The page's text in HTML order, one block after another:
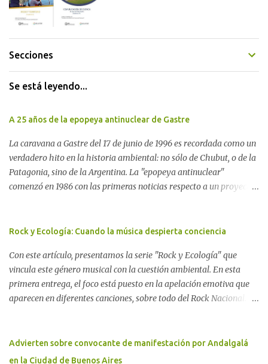
Secciones
Se está leyendo...
A 25 años de la epopeya antinuclear de Gastre
La caravana a Gastre del 17 de junio de 1996 es recordada como un
verdadero hito en la historia ambiental: no sólo de Chubut, o de la
Patagonia, sino de la Argentina. La "epopeya antinuclear"
comenzó en 1986 con las primeras noticias respecto a un proyecto
proyecto legislativo nacional al respecto. En este artículo, la
Movimiento Antinuclear de Chubut (MACH) liderada por Javier
Rodríguez Pardo, como una lección de rebelión democrática
territorial frente a las imposiciones de la tecnocracia nuclear
globalizada. Dossier N° 3 "La crisis nuclear en el mundo. A 10 años
Dukal.
Rock y Ecología: Cuando la música despierta conciencia
Con este artículo, presentamos la serie "Rock y Ecología" que
vincula este género musical con la cuestión ambiental. En esta
primera entrega, el foco está puesto en la apelación emotiva que
aparecen en diferentes canciones, sobre todo del Rock Nacional.
Carolina Aponte La Madre Tierra se escucha en las canciones del
Rock Nacional.
Advierten sobre convocante de manifestación por Andalgalá
en la Ciudad de Buenos Aires